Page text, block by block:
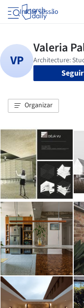
Iniciar sessão
Seguir
Organizar